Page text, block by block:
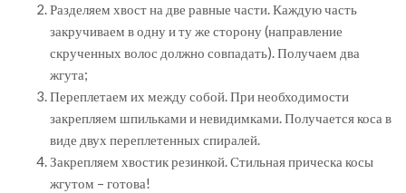
Разделяем хвост на две равные части. Каждую часть
закручиваем в одну и ту же сторону (направление
скрученных волос должно совпадать). Получаем два
жгута;
Переплетаем их между собой. При необходимости
закрепляем шпильками и невидимками. Получается коса в
виде двух переплетенных спиралей.
Закрепляем хвостик резинкой. Стильная прическа косы
жгутом – готова!